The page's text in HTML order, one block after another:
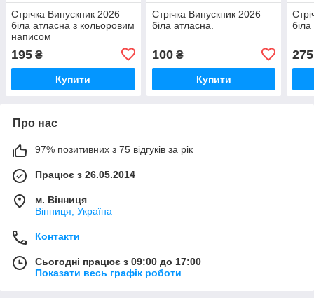
Стрічка Випускник 2026
біла атласна з кольоровим
написом
195 ₴
Купити
Стрічка Випускник 2026
біла атласна.
100₴
Купити
275
Про нас
97% позитивних з 75 відгуків за рік
Працює з 26.05.2014
м. Вінниця
Вінниця, Україна
Контакти
Сьогодні працює з 09:00 до 17:00
Показати весь графік роботи